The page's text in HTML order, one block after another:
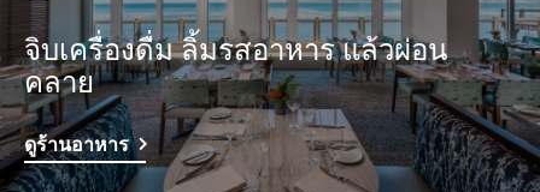
จิบเครื่องดื่ม ลิ้มรสอาหาร แล้วผ่อน
คลาย
ดูร้านอาหาร